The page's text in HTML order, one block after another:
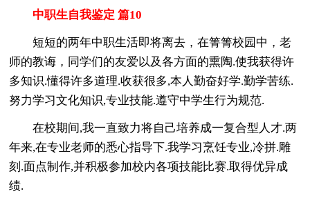
中职生自我鉴定 篇10
短短的两年中职生活即将离去，在箐箐校园中，老
师的教诲，同学们的友爱以及各方面的熏陶.使我获得许
多知识.懂得许多道理.收获很多,本人勤奋好学.勤学苦练.
努力学习文化知识,专业技能.遵守中学生行为规范.
在校期间,我一直致力将自己培养成一复合型人才.两
年来,在专业老师的悉心指导下.我学习烹饪专业,冷拼.雕
刻.面点制作,并积极参加校内各项技能比赛.取得优异成
绩.